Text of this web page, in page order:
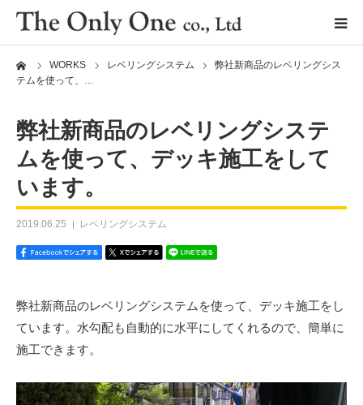
WORKS レベリングシステム
弊社新商品のレベリングシス
テムを使って、…
弊社新商品のレベリングシステ
ムを使って、デッキ施工をして
います。
2019.06.25 レベリングシステム
弊社新商品のレベリングシステムを使って、デッキ施工をし
ています。水勾配も自動的に水平にしてくれるので、簡単に
施工できます。
セラミックタイルデッキシステム
レベリングシステム（Fixplus）
タイルクリップ
リペアタイル（補修タイル）